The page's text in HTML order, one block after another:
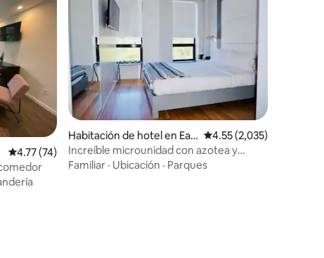
Calificación promedio: 4.77 de 5, 74 reseñas
4.77 (74)
Habitación de hotel en Eas
t Village
Calificación promedio:
4.55 (2,035)
Increíble microunidad con azotea y
cocina comunitarias
Familiar · Ubicación · Parques